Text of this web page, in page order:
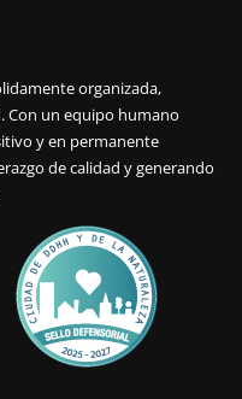
organizada,
Con un equipo humano
y en permanente
de calidad y generando